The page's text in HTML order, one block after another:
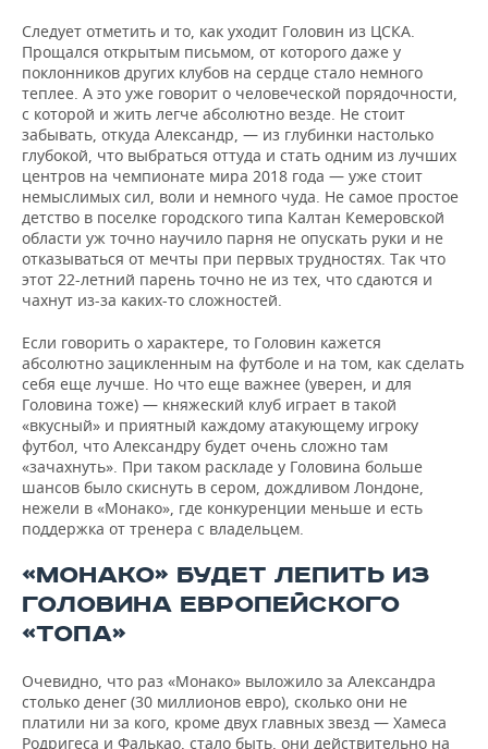
Следует отметить и то, как уходит Головин из ЦСКА.
Прощался открытым письмом, от которого даже у
поклонников других клубов на сердце стало немного
теплее. А это уже говорит о человеческой порядочности,
с которой и жить легче абсолютно везде. Не стоит
забывать, откуда Александр, — из глубинки настолько
глубокой, что выбраться оттуда и стать одним из лучших
центров на чемпионате мира 2018 года — уже стоит
немыслимых сил, воли и немного чуда. Не самое простое
детство в поселке городского типа Калтан Кемеровской
области уж точно научило парня не опускать руки и не
отказываться от мечты при первых трудностях. Так что
этот 22-летний парень точно не из тех, что сдаются и
чахнут из-за каких-то сложностей.
Если говорить о характере, то Головин кажется
абсолютно зацикленным на футболе и на том, как сделать
себя еще лучше. Но что еще важнее (уверен, и для
Головина тоже) — княжеский клуб играет в такой
«вкусный» и приятный каждому атакующему игроку
футбол, что Александру будет очень сложно там
«зачахнуть». При таком раскладе у Головина больше
шансов было скиснуть в сером, дождливом Лондоне,
нежели в «Монако», где конкуренции меньше и есть
поддержка от тренера с владельцем.
«МОНАКО» БУДЕТ ЛЕПИТЬ ИЗ
ГОЛОВИНА ЕВРОПЕЙСКОГО
«ТОПА»
Очевидно, что раз «Монако» выложило за Александра
столько денег (30 миллионов евро), сколько они не
платили ни за кого, кроме двух главных звезд — Хамеса
Родригеса и Фалькао, стало быть, они действительно на